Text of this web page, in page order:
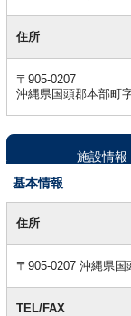
住所
〒905-0207
沖縄県国頭郡本部町
施設情報
基本情報
本住所
〒905-0207 沖縄県国
TEL/FAX